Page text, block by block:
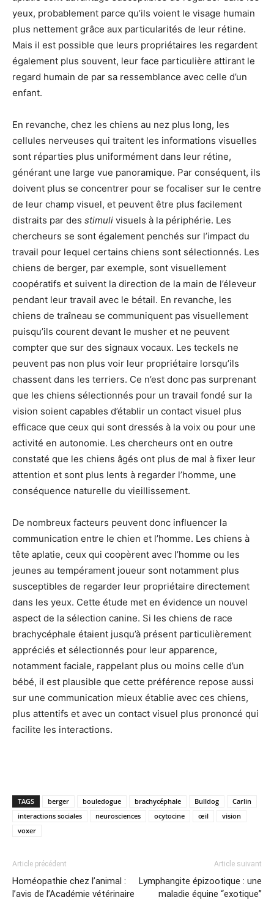
yeux, probablement parce qu’ils voient le visage humain
plus nettement grâce aux particularités de leur rétine.
Mais il est possible que leurs propriétaires les regardent
également plus souvent, leur face particulière attirant le
regard humain de par sa ressemblance avec celle d’un
enfant.
En revanche, chez les chiens au nez plus long, les
cellules nerveuses qui traitent les informations visuelles
sont réparties plus uniformément dans leur rétine,
générant une large vue panoramique. Par conséquent, ils
doivent plus se concentrer pour se focaliser sur le centre
de leur champ visuel, et peuvent être plus facilement
distraits par des stimuli visuels à la périphérie. Les
chercheurs se sont également penchés sur l’impact du
travail pour lequel certains chiens sont sélectionnés. Les
chiens de berger, par exemple, sont visuellement
coopératifs et suivent la direction de la main de l’éleveur
pendant leur travail avec le bétail. En revanche, les
chiens de traîneau se communiquent pas visuellement
puisqu’ils courent devant le musher et ne peuvent
compter que sur des signaux vocaux. Les teckels ne
peuvent pas non plus voir leur propriétaire lorsqu’ils
chassent dans les terriers. Ce n’est donc pas surprenant
que les chiens sélectionnés pour un travail fondé sur la
vision soient capables d’établir un contact visuel plus
efficace que ceux qui sont dressés à la voix ou pour une
activité en autonomie. Les chercheurs ont en outre
constaté que les chiens âgés ont plus de mal à fixer leur
attention et sont plus lents à regarder l’homme, une
conséquence naturelle du vieillissement.
De nombreux facteurs peuvent donc influencer la
communication entre le chien et l’homme. Les chiens à
tête aplatie, ceux qui coopèrent avec l’homme ou les
jeunes au tempérament joueur sont notamment plus
susceptibles de regarder leur propriétaire directement
dans les yeux. Cette étude met en évidence un nouvel
aspect de la sélection canine. Si les chiens de race
brachycéphale étaient jusqu’à présent particulièrement
appréciés et sélectionnés pour leur apparence,
notamment faciale, rappelant plus ou moins celle d’un
bébé, il est plausible que cette préférence repose aussi
sur une communication mieux établie avec ces chiens,
plus attentifs et avec un contact visuel plus prononcé qui
facilite les interactions.
TAGS berger bouledogue brachycéphale Bulldog
Carlin
interactions sociales
neurosciences ocytocine œil
vision
voxer
Article précédent
Homéopathie chez l’animal :
l’avis de l’Académie vétérinaire
Article suivant
Lymphangite épizootique : une
maladie équine “exotique”